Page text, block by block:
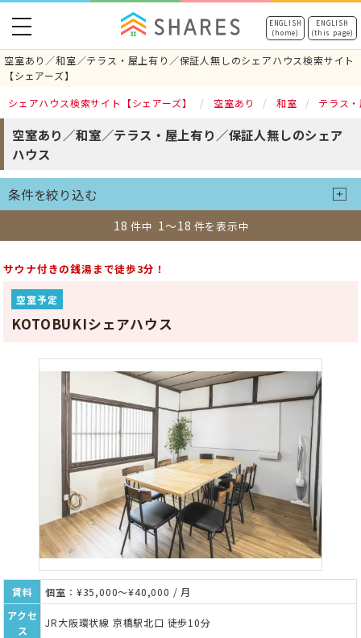
ENGLISH
(home)
ENGLISH
(this page)
空室あり／和室／テラス・屋上有り／保証人無しのシェアハウス検索サイト
【シェアーズ】
toggle
navigation
シェアハウス検索サイト【シェアーズ】 空室あり 和室 テラス
空室あり／和室／テラス・屋上有り／保証人無しのシェア
ハウス
条件を絞り込む
18 件中 1～18 件を表示中
サウナ付きの銭湯まで徒歩3分！
空室予定
KOTOBUKIシェアハウス
賃料
個室：¥35,000～¥40,000 / 月
アクセ
ス
JR大阪環状線 京橋駅北口 徒歩10分